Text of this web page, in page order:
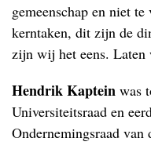
gemeenschap en niet
kerntaken, dit zijn de
zijn wij het eens. Laten
Hendrik Kaptein was
Universiteitsraad en
Ondernemingsraad